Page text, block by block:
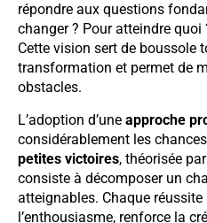
répondre aux questions
changer ? Pour atteindre quoi
Cette vision sert de boussole
transformation et permet de
obstacles.
L’adoption d’une approche
considérablement les
petites victoires, théorisée
consiste à décomposer un
atteignables. Chaque
l’enthousiasme, renforce la